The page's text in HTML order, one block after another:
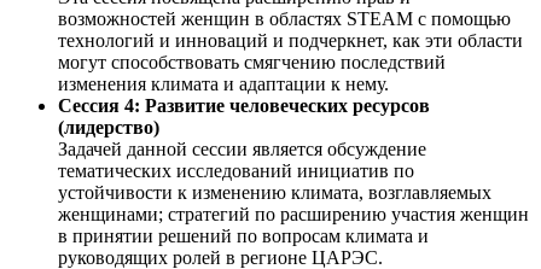
возможностей женщин в областях STEAM с помощью
технологий и инноваций и подчеркнет, как эти области
могут способствовать смягчению последствий
изменения климата и адаптации к нему.
Сессия 4: Развитие человеческих ресурсов
(лидерство)
Задачей данной сессии является обсуждение
тематических исследований инициатив по
устойчивости к изменению климата, возглавляемых
женщинами; стратегий по расширению участия женщин
в принятии решений по вопросам климата и
руководящих ролей в регионе ЦАРЭС.